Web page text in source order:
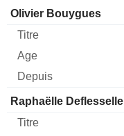
Olivier Bouygues
Raphaëlle Deflesselle